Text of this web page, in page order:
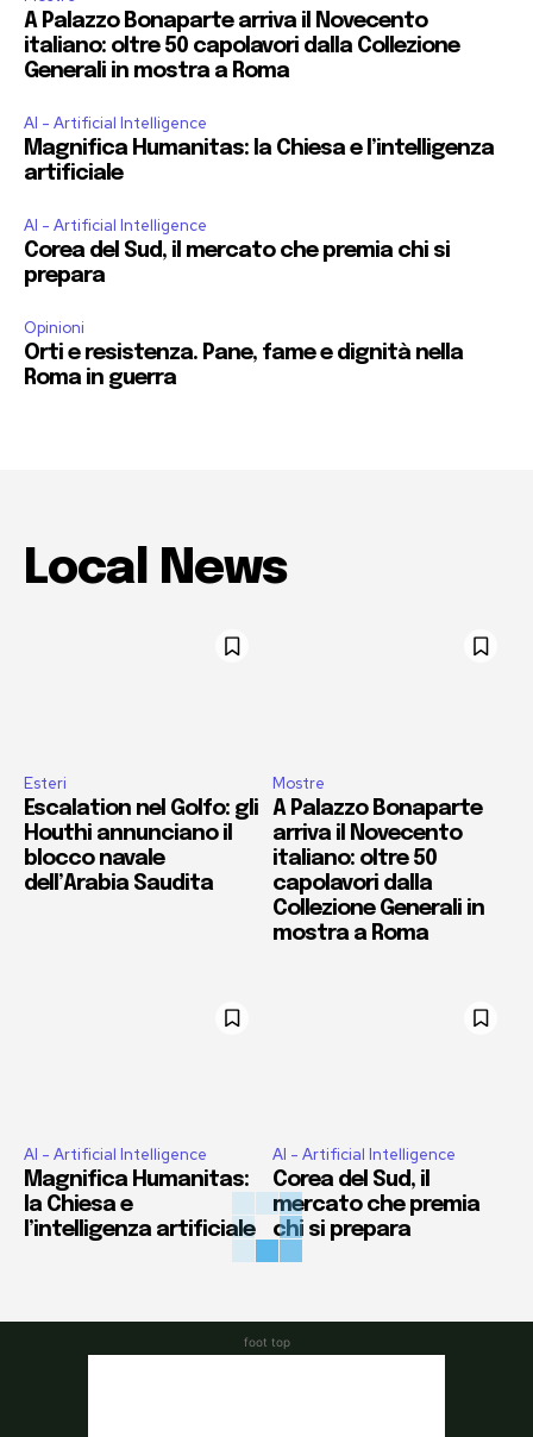
A Palazzo Bonaparte arriva il Novecento
italiano: oltre 50 capolavori dalla Collezione
Generali in mostra a Roma
AI - Artificial Intelligence
Magnifica Humanitas: la Chiesa e l’intelligenza
artificiale
AI - Artificial Intelligence
Corea del Sud, il mercato che premia chi si
prepara
Opinioni
Orti e resistenza. Pane, fame e dignità nella
Roma in guerra
Local News
Esteri
Escalation nel Golfo: gli
Houthi annunciano il
blocco navale
dell’Arabia Saudita
Mostre
A Palazzo Bonaparte
arriva il Novecento
italiano: oltre 50
capolavori dalla
Collezione Generali in
mostra a Roma
AI - Artificial Intelligence
Magnifica Humanitas:
la Chiesa e
l’intelligenza artificiale
AI - Artificial Intelligence
Corea del Sud, il
mercato che premia
chi si prepara
foot top